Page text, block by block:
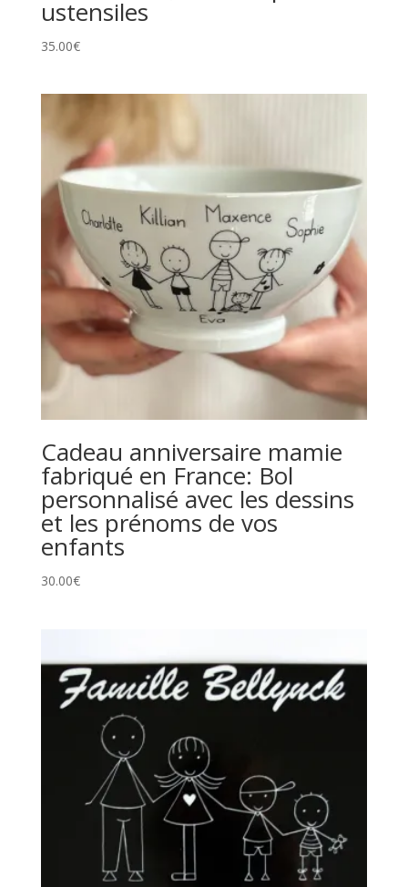
ustensiles
35.00€
Cadeau anniversaire mamie
fabriqué en France: Bol
personnalisé avec les dessins
et les prénoms de vos
enfants
30.00€